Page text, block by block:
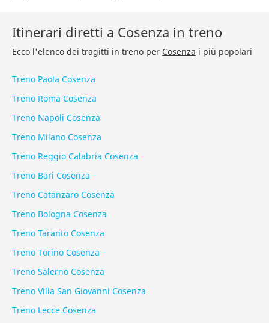
Itinerari diretti a Cosenza in treno
Ecco l'elenco dei tragitti in treno per Cosenza i più popolari
Treno Paola Cosenza
Treno Roma Cosenza
Treno Napoli Cosenza
Treno Milano Cosenza
Treno Reggio Calabria Cosenza
Treno Bari Cosenza
Treno Catanzaro Cosenza
Treno Bologna Cosenza
Treno Taranto Cosenza
Treno Torino Cosenza
Treno Salerno Cosenza
Treno Villa San Giovanni Cosenza
Treno Lecce Cosenza